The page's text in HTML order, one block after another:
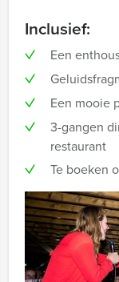
Inclusief:
Een
Een mooie
3-gangen
restaurant
Te boeken